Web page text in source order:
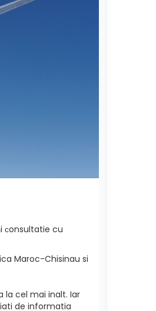
сonsultatie cu
Maroc-Chisinau si
la cel mai inalt. Iar
de informatia